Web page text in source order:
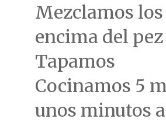
Mezclamos
encima del pez
Tapamos
Cocinamos 5
unos minutos